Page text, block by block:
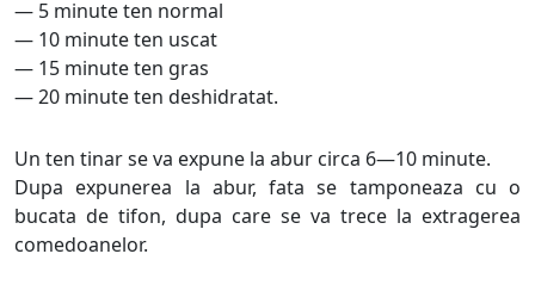
— 5 minute ten normal
— 10 minute ten uscat
— 15 minute ten gras
— 20 minute ten deshidratat.
Un ten tinar se va expune la abur circa 6—10 minute.
Dupa expunerea la abur, fata se tamponeaza cu o
bucata de tifon, dupa care se va trece la extragerea
comedoanelor.